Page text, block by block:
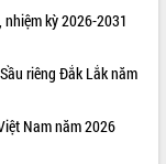
kỳ 2026-2031
riêng Đắk Lắk năm
Nam năm 2026